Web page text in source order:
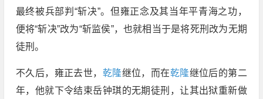
最终被兵部判“斩决”。但雍正念及其当年平青海之功，
便将“斩决”改为“斩监侯”，也就相当于是将死刑改为无期
徒刑。
不久后，雍正去世， 乾隆继位，而在乾隆继位后的第二
年，他就下令结束岳钟琪的无期徒刑，让其出狱重新做